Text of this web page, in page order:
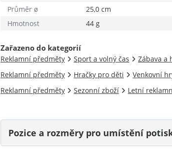
Průměr ø
25,0 cm
Hmotnost
44 g
Zařazeno do kategorií
Reklamní předměty Sport a volný čas
Zábava a
Reklamní předměty
Hračky pro děti
Venkovní
Reklamní předměty
Sezonní zboží Letní
Pozice a rozměry pro umístění